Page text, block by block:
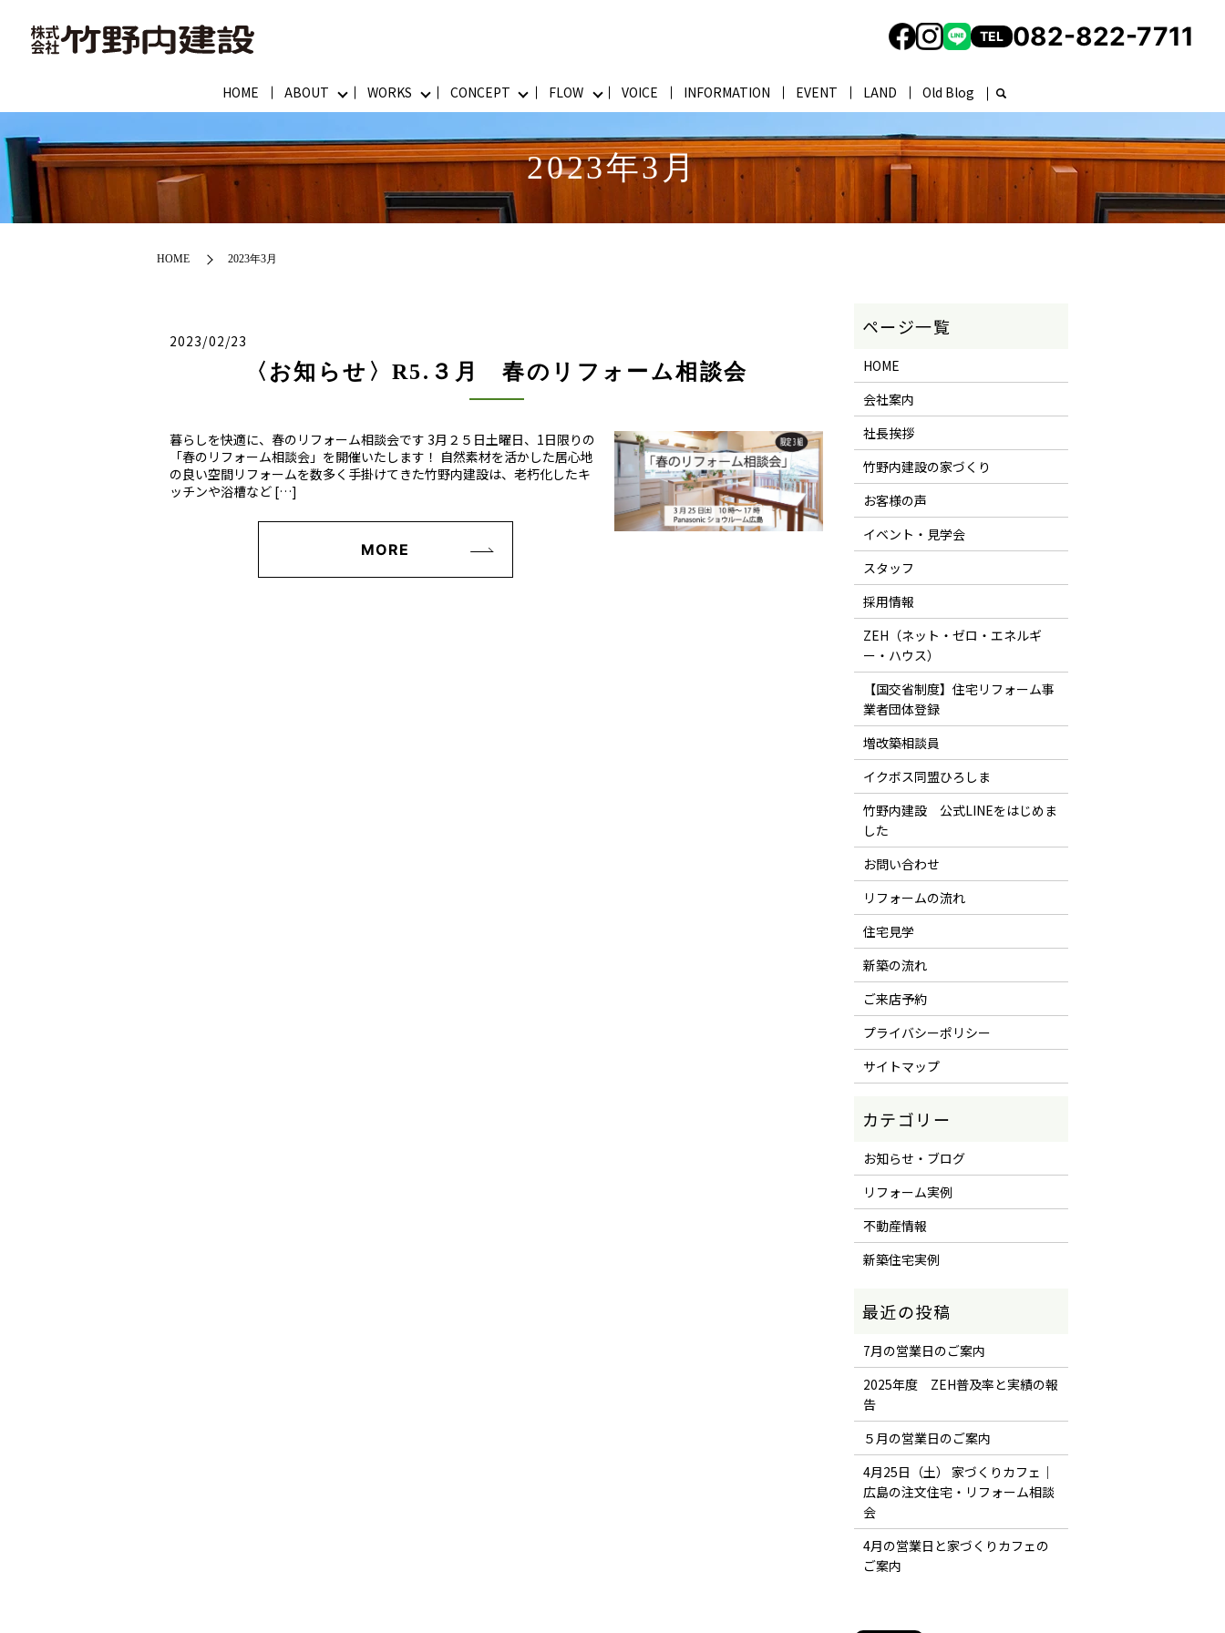
HOME ABOUT WORKS CONCEPT FLOW VOICE INFORMATION EVENT LAND Old Blog
TEL 082-822-7711
2023年3月
HOME 2023年3月
2023/02/23
〈お知らせ〉R5.３月 春のリフォーム相談会
暮らしを快適に、春のリフォーム相談会です 3月２５日土曜日、1日限りの
「春のリフォーム相談会」を開催いたします！ 自然素材を活かした居心地
の良い空間リフォームを数多く手掛けてきた竹野内建設は、老朽化したキ
ッチンや浴槽など […]
MORE
HOME
会社案内
社長挨拶
竹野内建設の家づくり
お客様の声
イベント・見学会
スタッフ
採用情報
ZEH（ネット・ゼロ・エネルギ
ー・ハウス）
【国交省制度】住宅リフォーム事
業者団体登録
増改築相談員
イクボス同盟ひろしま
竹野内建設 公式LINEをはじめま
した
お問い合わせ
リフォームの流れ
住宅見学
新築の流れ
ご来店予約
プライバシーポリシー
サイトマップ
お知らせ・ブログ
リフォーム実例
不動産情報
新築住宅実例
7月の営業日のご案内
2025年度 ZEH普及率と実績の報
告
５月の営業日のご案内
4月25日（土） 家づくりカフェ｜
広島の注文住宅・リフォーム相談
会
4月の営業日と家づくりカフェの
ご案内